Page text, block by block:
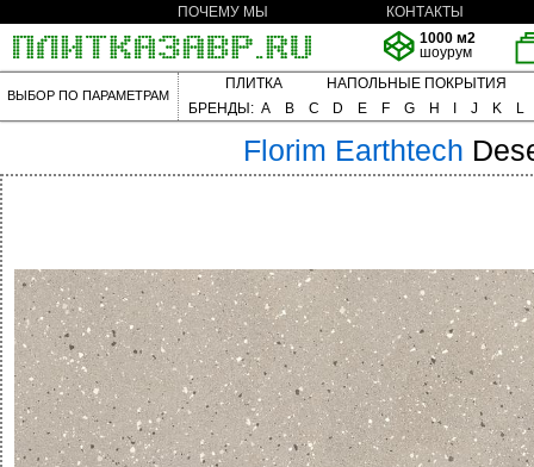
ПОЧЕМУ МЫ
КОНТАКТЫ
1000 м2
шоурум
ВЫБОР ПО ПАРАМЕТРАМ
ПЛИТКА
НАПОЛЬНЫЕ ПОКРЫТИЯ
БРЕНДЫ: A B C D E F G H J K L
Florim Earthtech